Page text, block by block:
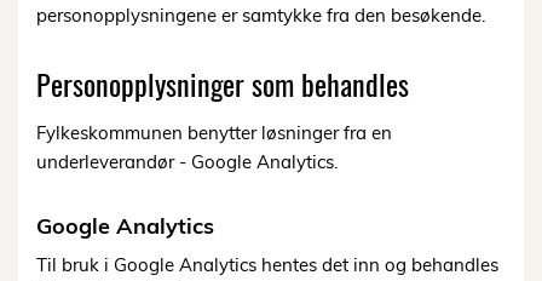
personopplysningene er samtykke fra den besøkende.
Personopplysninger som behandles
Fylkeskommunen benytter løsninger fra en
underleverandør - Google Analytics.
Google Analytics
Til bruk i Google Analytics hentes det inn og behandles